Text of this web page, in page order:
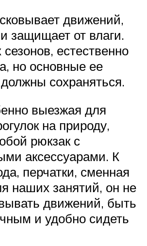
движений,
защищает от влаги.
естественно
но основные ее
сохраняться.
выезжая для
на природу,
рюкзак с
аксессуарами. К
перчатки, сменная
наших занятий, он не
движений, быть
и удобно сидеть